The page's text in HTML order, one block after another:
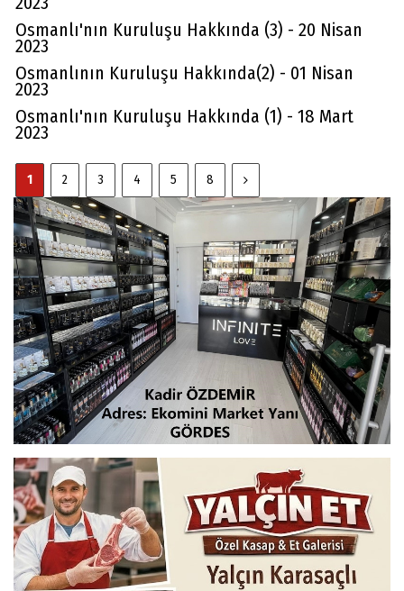
Osmanlı'nın Kuruluşu Hakkında (3) - 20 Nisan
2023
Osmanlının Kuruluşu Hakkında(2) - 01 Nisan
2023
Osmanlı'nın Kuruluşu Hakkında (1) - 18 Mart
2023
1 2 3 4 5 8